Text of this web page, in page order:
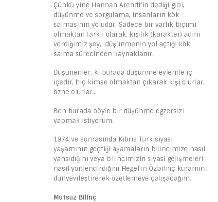
Çünkü yine Hannah Arendt’in dediği gibi,
düşünme ve sorgulama, insanların kök
salmasının yoludur. Sadece bir varlık biçimi
olmaktan farklı olarak, kişilik (karakter) adını
verdiğimiz şey, düşünmenin yol açtığı kök
salma sürecinden kaynaklanır.
Düşünenler, ki burada düşünme eylemle iç
içedir, hiç kimse olmaktan çıkarak kişi olurlar,
özne olurlar…
Ben burada böyle bir düşünme egzersizi
yapmak istiyorum.
1974 ve sonrasında Kıbrıs Türk siyasi
yaşamının geçtiği aşamaların bilincimize nasıl
yansıdığını veya bilincimizin siyasi gelişmeleri
nasıl yönlendirdiğini Hegel’in Özbilinç kuramını
dünyevileştirerek özetlemeye çalışacağım.
Mutsuz Bilinç